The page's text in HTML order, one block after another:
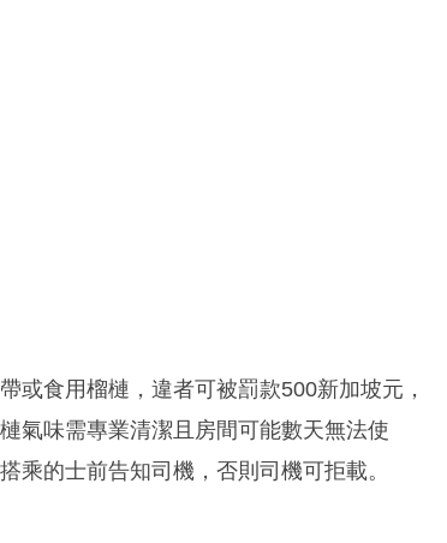
或食用榴槤，違者可被罰款500新加坡元，
氣味需專業清潔且房間可能數天無法使
乘的士前告知司機，否則司機可拒載。